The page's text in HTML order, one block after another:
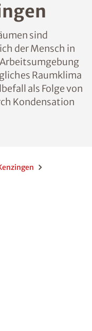
sind
der Mensch in
Raumklima
als Folge von
Kondensation